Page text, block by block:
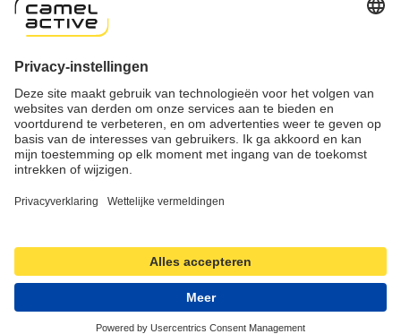
Informatie
Important links
Herroeping